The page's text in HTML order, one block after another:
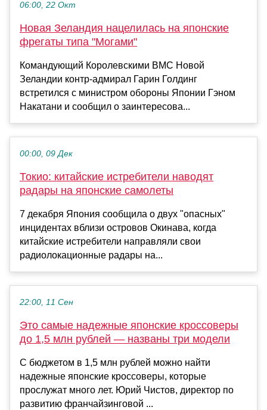
06:00, 22 Окт
Новая Зеландия нацелилась на японские
фрегаты типа "Могами"
Командующий Королевскими ВМС Новой
Зеландии контр-адмирал Гарин Голдинг
встретился с министром обороны Японии Гэном
Накатани и сообщил о заинтересова...
00:00, 09 Дек
Токио: китайские истребители наводят
радары на японские самолеты
7 декабря Япония сообщила о двух "опасных"
инцидентах вблизи островов Окинава, когда
китайские истребители направляли свои
радиолокационные радары на...
22:00, 11 Сен
Это самые надежные японские кроссоверы
до 1,5 млн рублей — названы три модели
С бюджетом в 1,5 млн рублей можно найти
надежные японские кроссоверы, которые
прослужат много лет. Юрий Чистов, директор по
развитию франчайзинговой ...